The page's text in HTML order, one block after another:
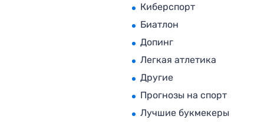
Киберспорт
Биатлон
Допинг
Легкая атлетика
Другие
Прогнозы на спорт
Лучшие букмекеры